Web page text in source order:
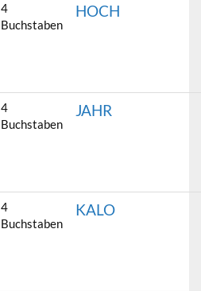
4
Buchstaben
HOCH
4
Buchstaben
JAHR
4
Buchstaben
KALO